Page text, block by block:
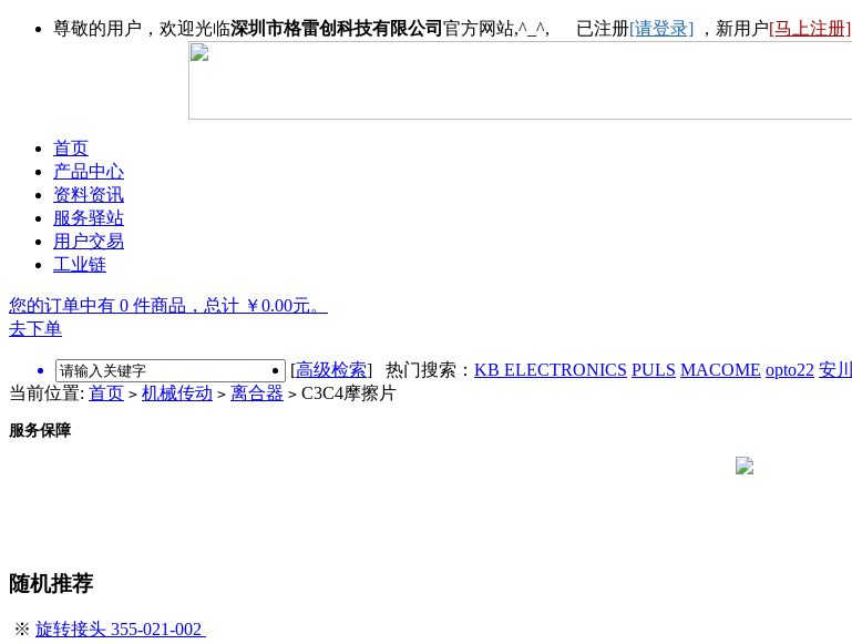
尊敬的用户，欢迎光临深圳市格雷创科技有限公司 官方网站,^_^, 已注册[请登录] ，新用户[马上注册]
首页
产品中心
资料资讯
服务驿站
用户交易
工业链
您的订单中有 0 件商品，总计 ￥0.00元。
去下单
[高级检索] 热门搜索： KB ELECTRONICS PULS MACOME opto22 安川
当前位置: 首页 > 机械传动 > 离合器 > C3C4摩擦片
服务保障
随机推荐
※ 旋转接头 355-021-002